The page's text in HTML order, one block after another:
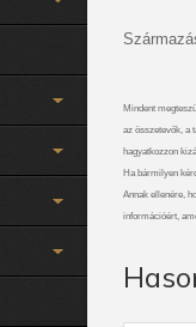
Mindent
az összetevők, a
hagyatkozzon
Ha bármilyen
Annak ellenére,
információért,